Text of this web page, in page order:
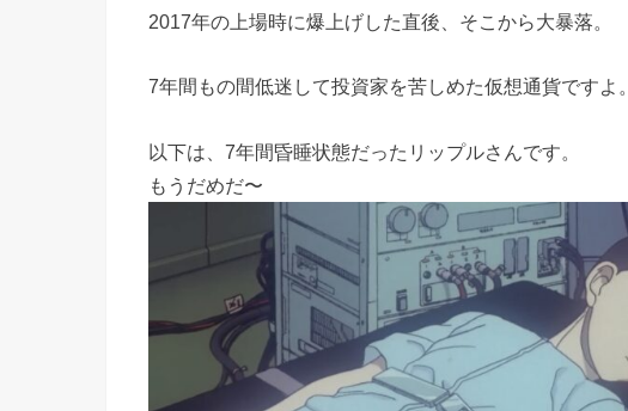
2017年の上場時に爆上げした直後、そこから大暴落。
7年間もの間低迷して投資家を苦しめた仮想通貨ですよ。
以下は、7年間昏睡状態だったリップルさんです。
もうだめだ〜